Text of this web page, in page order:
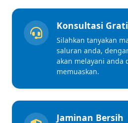
Konsultasi
Silahkan tanyakan
saluran anda,
akan melayani anda
memuaskan.
Jaminan Bersih